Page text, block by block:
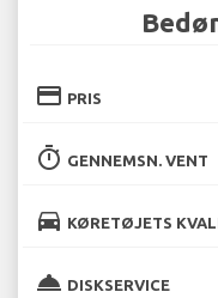
credit_card PRIS
timer GENNEMSN. VENT
directions_car KØRETØJETS
room_service DISKSERVICE